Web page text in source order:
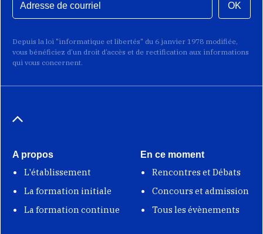
OK
Depuis la loi "informatique et libertés" du 6 janvier 1978 modifiée,
vous bénéficiez d’un droit d’accès et de rectification aux informations
qui vous concernent.
A propos
L'établissement
La formation initiale
La formation continue
En ce moment
Rencontres et Débats
Concours et admission
Tous les évènements